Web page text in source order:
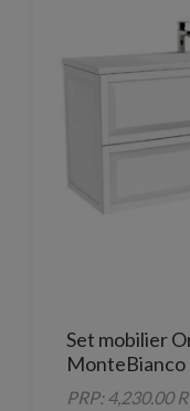
Set mobilier
MonteBianco
marmura
PRP: 4,230.00